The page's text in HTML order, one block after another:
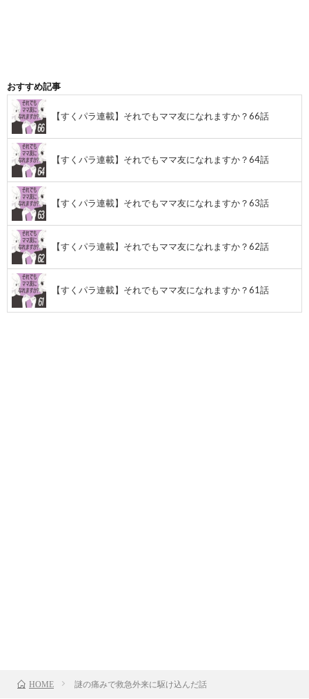
おすすめ記事
【すくパラ連載】それでもママ友になれますか？66話
【すくパラ連載】それでもママ友になれますか？64話
【すくパラ連載】それでもママ友になれますか？63話
【すくパラ連載】それでもママ友になれますか？62話
【すくパラ連載】それでもママ友になれますか？61話
HOME 謎の痛みで救急外来に駆け込んだ話